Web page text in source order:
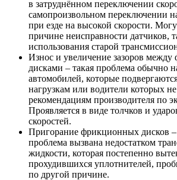
в затруднённом переключении
самопроизвольном переключении
при езде на высокой скорости.
причине неисправности датчиков,
использования старой
Износ и увеличение зазоров
дисками – такая проблема обычно
автомобилей, которые
нагрузкам или водители которых
рекомендациям производителя по
Проявляется в виде толчков и
скоростей.
Пригорание фрикционных дисков –
проблема вызвана недостатком
жидкости, которая постепенно
прохудившихся уплотнителей,
по другой причине.